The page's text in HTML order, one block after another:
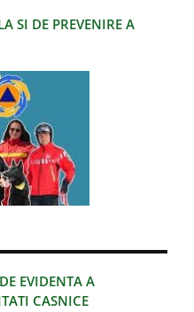
SI DE PREVENIRE A
EVIDENTA A
CASNICE